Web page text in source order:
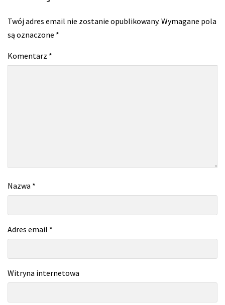
Twój adres email nie zostanie opublikowany. Wymagane pola
są oznaczone *
Komentarz *
Nazwa *
Adres email *
Witryna internetowa